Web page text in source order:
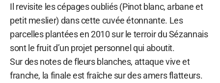
Il revisite les cépages oubliés (Pinot blanc, arbane et
petit meslier) dans cette cuvée étonnante. Les
parcelles plantées en 2010 sur le terroir du Sézannais
sont le fruit d’un projet personnel qui aboutit.
Sur des notes de fleurs blanches, attaque vive et
franche, la finale est fraîche sur des amers flatteurs.